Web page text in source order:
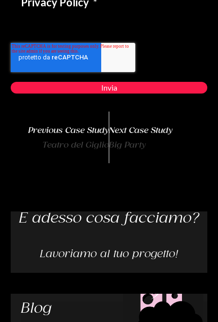
Previous Case Study
Teatro del Giglio
Next Case Study
Big Party
E adesso cosa facciamo?
Lavoriamo al tuo progetto!
Blog